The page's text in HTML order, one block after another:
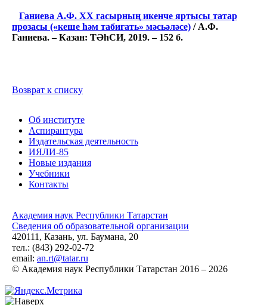
Ганиева А.Ф. ХХ гасырның икенче яртысы татар
прозасы («кеше һәм табигать» мәсьәләсе) / А.Ф.
Ганиева. – Казан: ТӘһСИ, 2019. – 152 б.
Возврат к списку
Об институте
Аспирантура
Издательская деятельность
ИЯЛИ-85
Новые издания
Учебники
Контакты
Академия наук Республики Татарстан
Сведения об образовательной организации
420111, Казань, ул. Баумана, 20
тел.: (843) 292-02-72
email: an.rt@tatar.ru
© Академия наук Республики Татарстан 2016 – 2026